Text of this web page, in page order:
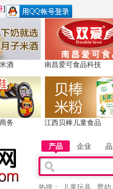
]
酒 南昌爱可食品科技
务 江西贝棒儿童食品
产品 企业
热搜： 儿童玩具 婴幼